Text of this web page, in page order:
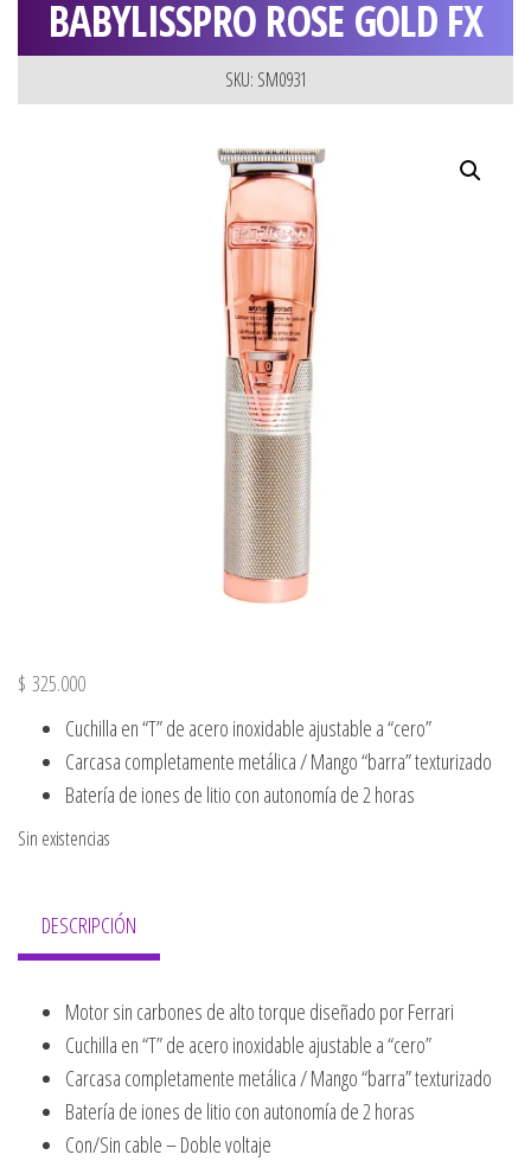
BABYLISSPRO ROSE GOLD FX
SKU: SM0931
$ 325.000
Cuchilla en “T” de acero inoxidable ajustable a “cero”
Carcasa completamente metálica / Mango “barra” texturizado
Batería de iones de litio con autonomía de 2 horas
Sin existencias
DESCRIPCIÓN
Motor sin carbones de alto torque diseñado por Ferrari
Cuchilla en “T” de acero inoxidable ajustable a “cero”
Carcasa completamente metálica / Mango “barra” texturizado
Batería de iones de litio con autonomía de 2 horas
Con/Sin cable – Doble voltaje